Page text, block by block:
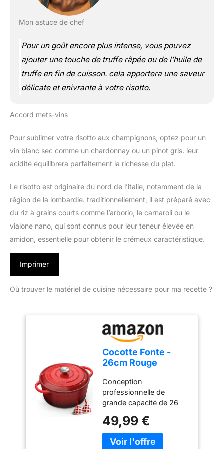
Mon astuce de chef
Pour un goût encore plus intense, vous pouvez
ajouter une touche de truffe râpée ou de l’huile de
truffe en fin de cuisson. cela apportera une saveur
délicate et enivrante à votre risotto.
Accord mets-vins
Pour sublimer votre risotto aux champignons, optez pour un
vin blanc sec comme un chardonnay ou un pinot gris. leur
acidité équilibrera parfaitement la richesse du plat.
Le risotto est originaire du nord de l’italie, notamment de la
région de la lombardie. traditionnellement, il est préparé avec
du riz à grains courts comme l’arborio, le carnaroli ou le
vialone nano, qui sont connus pour leur teneur élevée en
amidon, essentielle pour obtenir le crémeux caractéristique.
Imprimer
Où trouver le matériel de cuisine nécessaire pour ma recette ?
Cocotte Fonte -
26cm Rouge
Four Hollandais
avec Couvercle,
Topbooc 5L Dutch
Oven Émaillée
Compatible
Induction, Gaz,
Four, Casserole
Conception
professionnelle de
grande capacité de 26
Topbooc casserole
ronde classique de 26
cm de diamètre et de
49,99 €